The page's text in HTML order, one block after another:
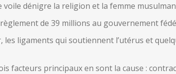
dénigre la religion et la femme
de 39 millions au gouvernement
ligaments qui soutiennent l’utérus et
facteurs principaux en sont la cause :